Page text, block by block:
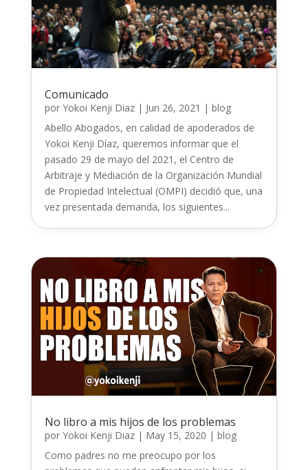
Comunicado
por Yokoi Kenji Diaz| Jun 26, 2021 | blog
Abello Abogados, en calidad de apoderados de
Yokoi Kenji Díaz, queremos informar que el
pasado 29 de mayo del 2021, el Centro de
Arbitraje y Mediación de la Organización Mundial
de Propiedad Intelectual (OMPI) decidió que, una
vez presentada demanda, los siguientes...
No libro a mis hijos de los problemas
por Yokoi Kenji Diaz| May 15, 2020 | blog
Como padres no me preocupo por los